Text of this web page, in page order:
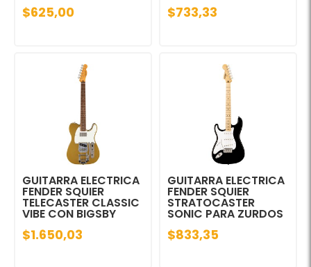
$625,00 $733,33
GUITARRA ELECTRICA
FENDER SQUIER
TELECASTER CLASSIC
VIBE CON BIGSBY
$1.650,03
GUITARRA ELECTRICA
FENDER SQUIER
STRATOCASTER
SONIC PARA ZURDOS
$833,35